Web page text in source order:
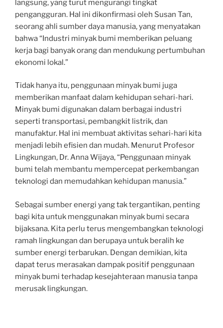
langsung, yang turut mengurangi tingkat
pengangguran. Hal ini dikonfirmasi oleh Susan Tan,
seorang ahli sumber daya manusia, yang menyatakan
bahwa “Industri minyak bumi memberikan peluang
kerja bagi banyak orang dan mendukung pertumbuhan
ekonomi lokal.”
Tidak hanya itu, penggunaan minyak bumi juga
memberikan manfaat dalam kehidupan sehari-hari.
Minyak bumi digunakan dalam berbagai industri
seperti transportasi, pembangkit listrik, dan
manufaktur. Hal ini membuat aktivitas sehari-hari kita
menjadi lebih efisien dan mudah. Menurut Profesor
Lingkungan, Dr. Anna Wijaya, “Penggunaan minyak
bumi telah membantu mempercepat perkembangan
teknologi dan memudahkan kehidupan manusia.”
Sebagai sumber energi yang tak tergantikan, penting
bagi kita untuk menggunakan minyak bumi secara
bijaksana. Kita perlu terus mengembangkan teknologi
ramah lingkungan dan berupaya untuk beralih ke
sumber energi terbarukan. Dengan demikian, kita
dapat terus merasakan dampak positif penggunaan
minyak bumi terhadap kesejahteraan manusia tanpa
merusak lingkungan.